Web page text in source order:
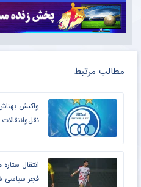
مطالب مرتبط
واکنش
انتقال
فجر سپاسی